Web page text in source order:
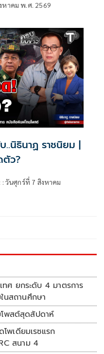
หาคม พ.ศ. 2569
..นิธินาฏ ราชนิยม |
ว?
วันศุกร์ที่ 7 สิงหาคม
ทศ ยกระดับ 4 มาตรการ
นสถานศึกษา
โพสต์สุดสัปดาห์
พเดียมเรซแรก
สนาม 4